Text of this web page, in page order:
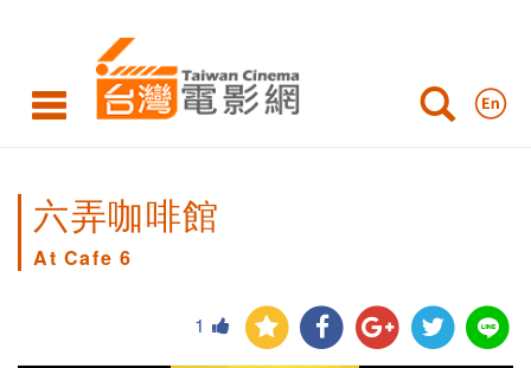
六弄咖啡館
At Cafe 6
1